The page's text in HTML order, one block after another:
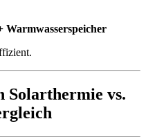
Warmwasserspeicher
Solarthermie vs.